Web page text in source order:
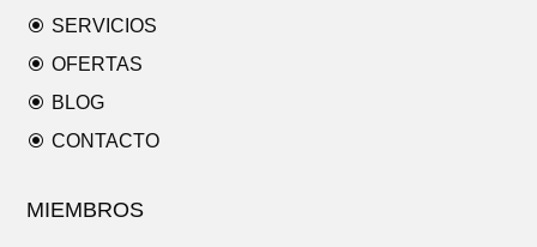
\ SERVICIOS
\ OFERTAS
\ BLOG
\ CONTACTO
MIEMBROS